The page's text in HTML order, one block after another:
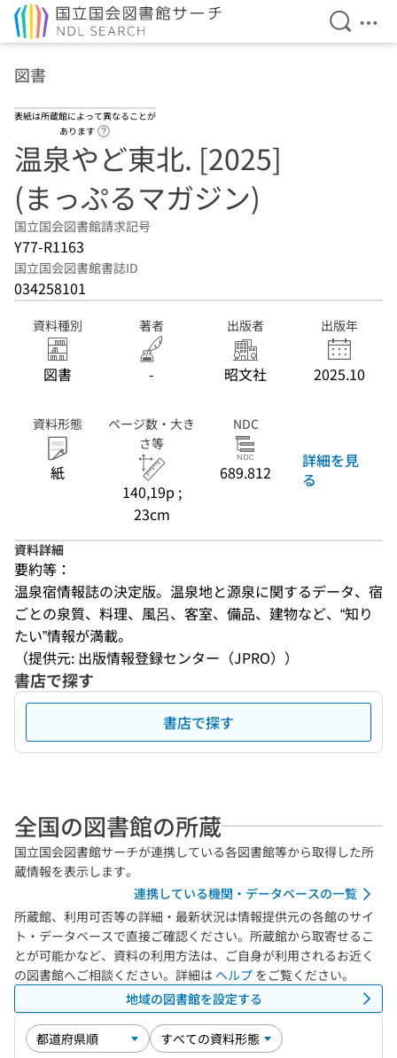
検索を
メ
図書
表紙は所蔵館によって異なることが
あります
温泉やど東北. [2025]
(まっぷるマガジン)
国立国会図書館請求記号
Y77-R1163
国立国会図書館書誌ID
034258101
資料種別
図書
著者
-
出版者
昭文社
出版年
2025.10
資料形態
紙
ページ数・大き
さ等
140,19p ;
23cm
NDC
689.812
詳細を見
る
資料詳細
要約等：
温泉宿情報誌の決定版。温泉地と源泉に関するデータ、宿
ごとの泉質、料理、風呂、客室、備品、建物など、“知り
たい”情報が満載。
（提供元: 出版情報登録センター（JPRO））
書店で探す
書店で探す
全国の図書館の所蔵
国立国会図書館サーチが連携している各図書館等から取得した所
蔵情報を表示します。
連携している機関・データベースの一覧
所蔵館、利用可否等の詳細・最新状況は情報提供元の各館のサイ
ト・データベースで直接ご確認ください。所蔵館から取寄せるこ
とが可能かなど、資料の利用方法は、ご自身が利用されるお近く
の図書館へご相談ください。詳細は ヘルプ をご覧ください。
地域の図書館を設定する